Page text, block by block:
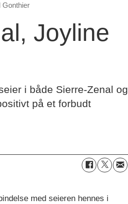
Gonthier
Joyline
i både Sierre-Zenal og
på et forbudt
med seieren hennes i